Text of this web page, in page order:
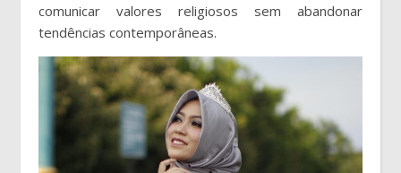
comunicar valores religiosos sem abandonar
tendências contemporâneas.